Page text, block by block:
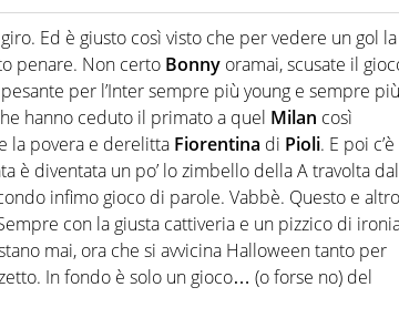
si accendono i motori, lui sgasa, impenna,
Ed è giusto così visto che per vedere un gol la
penare. Non certo Bonny oramai, scusate il
per l’Inter sempre più young e sempre
hanno ceduto il primato a quel Milan così
la povera e derelitta Fiorentina di Pioli. E poi
è diventata un po’ lo zimbello della A travolta dal
infimo gioco di parole. Vabbè. Questo e altro
con la giusta cattiveria e un pizzico di
mai, ora che si avvicina Halloween tanto per
In fondo è solo un gioco… (o forse no) del